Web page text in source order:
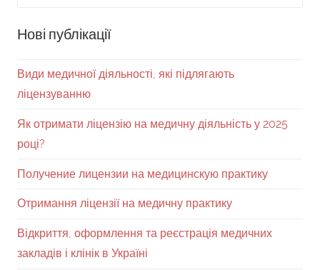
Нові публікації
Види медичної діяльності, які підлягають
ліцензуванню
Як отримати ліцензію на медичну діяльність у 2025
році?
Получение лицензии на медицинскую практику
Отримання ліцензії на медичну практику
Відкриття, оформлення та реєстрація медичних
закладів і клінік в Україні